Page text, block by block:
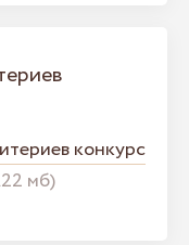
конкурс
мб)